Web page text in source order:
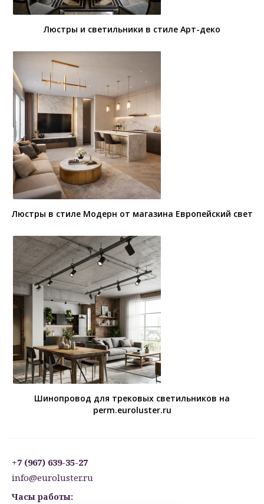
Люстры и светильники в стиле Арт-деко
Люстры в стиле Модерн от магазина Европейский свет
Шинопровод для трековых светильников на
perm.euroluster.ru
+7 (967) 639-35-27
info@euroluster.ru
Часы работы: